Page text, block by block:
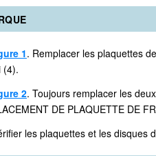
1. Remplacer les plaquettes
(4).
2. Toujours remplacer les
DE PLAQUETTE DE
les plaquettes et les disques